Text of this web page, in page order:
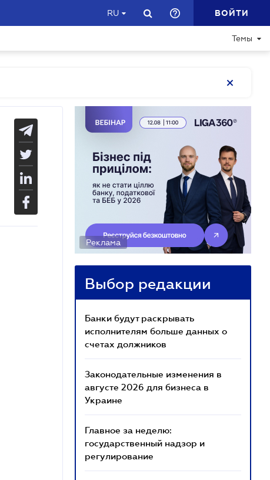
RU ВОЙТИ
Темы
Реклама
Выбор редакции
Банки будут раскрывать
исполнителям больше данных о
счетах должников
Законодательные изменения в
августе 2026 для бизнеса в
Украине
Главное за неделю:
государственный надзор и
регулирование